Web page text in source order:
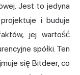
Jest to jedyna
i buduje
jej wartość
spółki. Ten
się Bitdeer, co